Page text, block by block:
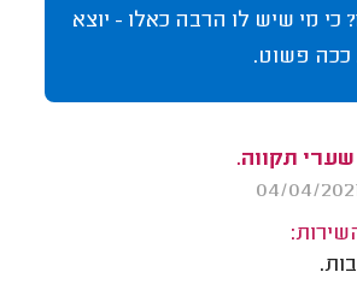
כי מי שיש לו הרבה כאלו - יוצא
פשוט.
שערי תקווה.